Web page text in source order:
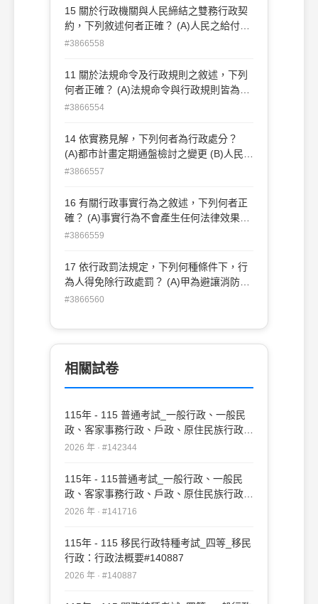
節性事項，訂定法規命令 (B)經報行政院核
定，被授權機關得委由其下級機關公告執行
以符合比例原則 (D)被授權機關訂定施行細
則且經行政院核定後，即發生效力
15 關於行政機關與人民締結之雙務行政契
約，下列敘述何者正確？ (A)人民之給付應
與其實質負擔能力相當 (B)法規許可行政機
與人民締結雙務契約 (C)人民之給付與行政
機關之給付不相當時，人民取得對行政機關
#3866558
11 關於法規命令及行政規則之敘述，下列
何者正確？ (A)法規命令與行政規則皆為抽
象性規範 (B)法規命令與行政規則皆直接對
皆須基於法律授權始得訂定 (D)所有類型的
法規命令與行政規則皆須經發布
#3866554
14 依實務見解，下列何者為行政處分？
(A)都市計畫定期通盤檢討之變更 (B)人民團
體將職員簡歷冊報請主管機關核備 (C)衛生
之停止特約 (D)員警對汽車駕駛人實施酒測
結果數值之單據
#3866557
16 有關行政事實行為之敘述，下列何者正
確？ (A)事實行為不會產生任何法律效果
(B)行政機關為事實行為，無須遵守比例原
害，不得向法院提起訴訟 (D)外交部領事事
務局於官網公告旅遊警示，屬於行政事實行
#3866559
17 依行政罰法規定，下列何種條件下，行
為人得免除行政處罰？ (A)甲為避讓消防車
而駛上人行道 (B) 16 歲之乙無照駕駛機車
上級職務命令違反法令，未向上級陳述意見
便執行該命令
#3866560
相關試卷
115年 - 115 普通考試_一般行政、一般民
政、客家事務行政、戶政、原住民族行政、
社會行政、勞工行政、教育行政、人事行
複)#142344
2026 年 · #142344
115年 - 115普通考試_一般行政、一般民
政、客家事務行政、戶政、原住民族行政、
社會行政、勞工行政、教育行政、人事行
#141716
2026 年 · #141716
115年 - 115 移民行政特種考試_四等_移民
行政：行政法概要#140887
2026 年 · #140887